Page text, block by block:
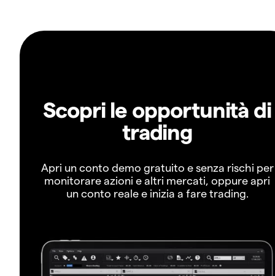
Scopri le opportunità di
trading
Apri un conto demo gratuito e senza rischi per
monitorare azioni e altri mercati, oppure apri
un conto reale e inizia a fare trading.